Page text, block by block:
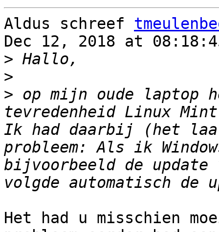
Aldus schreef
Dec 12, 2018 at
>
>
> op mijn oude laptop
tevredenheid Linux
Ik had daarbij (het
probleem: Als ik
bijvoorbeeld de update
Het had u misschien